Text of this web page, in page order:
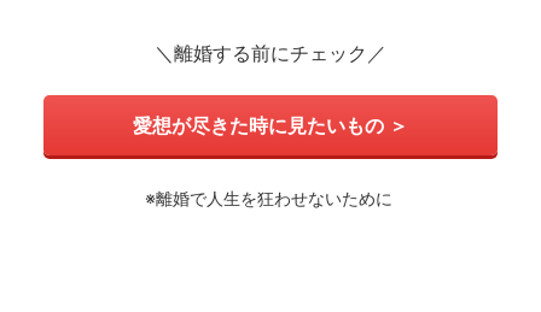
＼離婚する前にチェック／
愛想が尽きた時に見たいもの ＞
※離婚で人生を狂わせないために